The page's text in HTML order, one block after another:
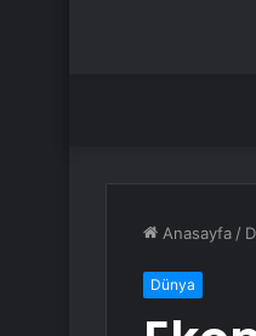
Anasayfa /
Dünya